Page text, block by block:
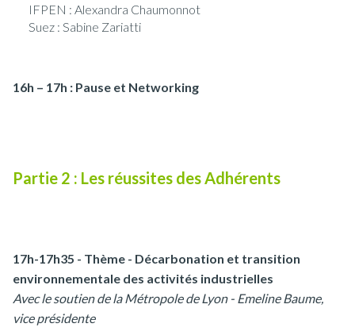
IFPEN : Alexandra Chaumonnot
Suez : Sabine Zariatti
16h – 17h : Pause et Networking
Partie 2 : Les réussites des Adhérents
17h-17h35 - Thème - Décarbonation et transition
environnementale des activités industrielles
Avec le soutien de la Métropole de Lyon - Emeline Baume,
vice présidente